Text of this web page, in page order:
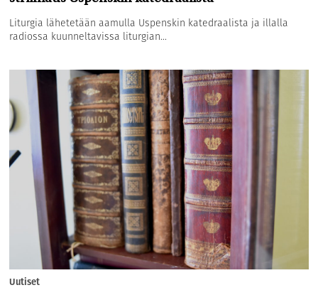
Liturgia lähetetään aamulla Uspenskin katedraalista ja illalla
radiossa kuunneltavissa liturgian...
Uutiset